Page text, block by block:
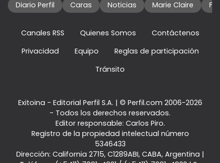
Diario Perfil Caras Noticias Marie Claire
Canales RSS Quienes Somos
Contáctenos
Privacidad
Equipo
Reglas de participación
Tránsito
Exitoina - Editorial Perfil S.A. | © Perfil.com 2006-2026
- Todos los derechos reservados.
Editor responsable: Carlos Piro.
Registro de la propiedad intelectual número
5346433
Dirección: California 2715, C1289ABI, CABA, Argentina |